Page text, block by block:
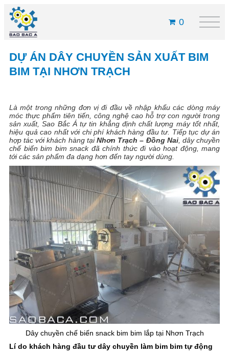
0
DỰ ÁN DÂY CHUYỀN SẢN XUẤT BIM
BIM TẠI NHƠN TRẠCH
Là một trong những đơn vị đi đầu về nhập khẩu các dòng máy
móc thực phẩm tiên tiến, công nghệ cao hỗ trợ con người trong
sản xuất, Sao Bắc Á tự tin khẳng định chất lượng máy tốt nhất,
hiệu quả cao nhất với chi phí khách hàng đầu tư. Tiếp tục dự án
hợp tác với khách hàng tạiNhơn Trạch – Đồng Nai, dây chuyền
chế biến bim bim snackđã chính thức đi vào hoạt động, mang
tới các sản phẩm đa dạng hơn đến tay người dùng.
Dây chuyền chế biến snack bim bim lắp tại Nhơn Trạch
Lí do khách hàng đầu tư dây chuyền làm bim bim tự động